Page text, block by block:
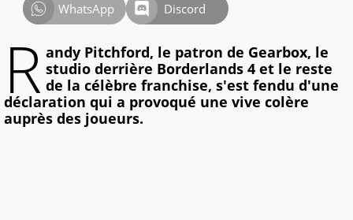
WhatsApp
Discord
R andy Pitchford, le patron de Gearbox, le
studio derrière Borderlands 4 et le reste
de la célèbre franchise, s'est fendu d'une
déclaration qui a provoqué une vive colère
auprès des joueurs.